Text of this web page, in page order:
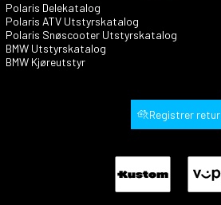
Polaris Delekatalog
Polaris ATV Utstyrskatalog
Polaris Snøscooter Utstyrskatalog
BMW Utstyrskatalog
BMW Kjøreutstyr
Registrer retur